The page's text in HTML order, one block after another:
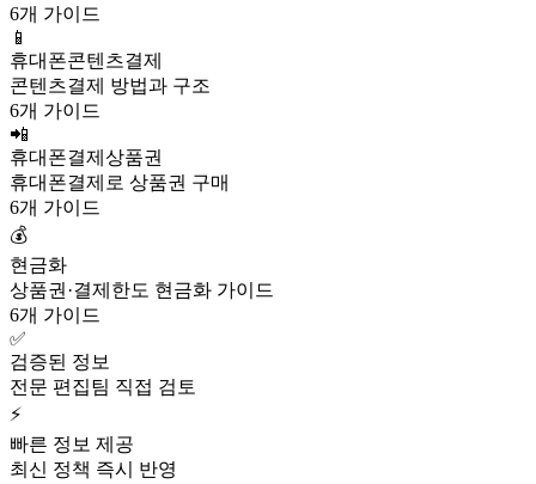
6개 가이드
📱
휴대폰콘텐츠결제
콘텐츠결제 방법과 구조
6개 가이드
📲
휴대폰결제상품권
휴대폰결제로 상품권 구매
6개 가이드
💰
현금화
상품권·결제한도 현금화 가이드
6개 가이드
✅
검증된 정보
전문 편집팀 직접 검토
⚡
빠른 정보 제공
최신 정책 즉시 반영